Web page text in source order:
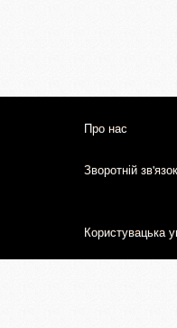
Про нас
Зворотній зв'язок
Користувацька